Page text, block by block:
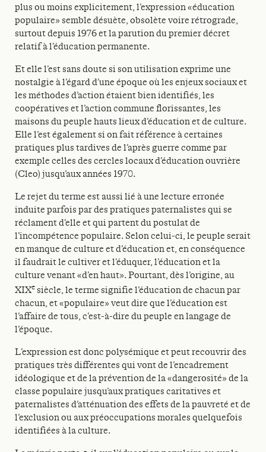
plus ou moins explicitement, l’expression «éducation
populaire» semble désuète, obsolète voire rétrograde,
surtout depuis 1976 et la parution du premier décret
relatif à l’éducation permanente.
Et elle l’est sans doute si son utilisation exprime une
nostalgie à l’égard d’une époque où les enjeux sociaux et
les méthodes d’action étaient bien identifiés, les
coopératives et l’action commune florissantes, les
maisons du peuple hauts lieux d’éducation et de culture.
Elle l’est également si on fait référence à certaines
pratiques plus tardives de l’après guerre comme par
exemple celles des cercles locaux d’éducation ouvrière
(Cleo) jusqu’aux années 1970.
Le rejet du terme est aussi lié à une lecture erronée
induite parfois par des pratiques paternalistes qui se
réclament d’elle et qui partent du postulat de
l’incompétence populaire. Selon celui-ci, le peuple serait
en manque de culture et d’éducation et, en conséquence
il faudrait le cultiver et l’éduquer, l’éducation et la
culture venant «d’en haut». Pourtant, dès l’origine, au
XIXe siècle, le terme signifie l’éducation de chacun par
chacun, et «populaire» veut dire que l’éducation est
l’affaire de tous, c’est-à-dire du peuple en langage de
l’époque.
L’expression est donc polysémique et peut recouvrir des
pratiques très différentes qui vont de l’encadrement
idéologique et de la prévention de la «dangerosité» de la
classe populaire jusqu’aux pratiques caritatives et
paternalistes d’atténuation des effets de la pauvreté et de
l’exclusion ou aux préoccupations morales quelquefois
identifiées à la culture.